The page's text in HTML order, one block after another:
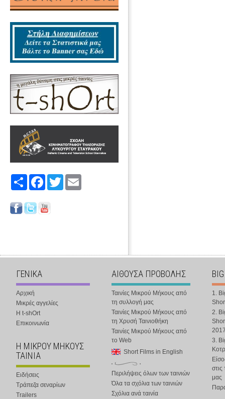
Share FacebookTwitter
ΓΕΝΙΚΑ
Αρχική
Μικρές αγγελίες
Η t-shOrt
Επικοινωνία
Η ΜΙΚΡΟΥ ΜΗΚΟΥΣ
ΤΑΙΝΙΑ
Ειδήσεις
Τράπεζα σεναρίων
Trailers
ΑΙΘΟΥΣΑ ΠΡΟΒΟΛΗΣ
Ταινίες Μικρού Μήκους από
τη συλλογή μας
Ταινίες Μικρού Μήκους από
τη Χρυσή Ταινιοθήκη
Ταινίες Μικρού Μήκους από
το Web
Short Films in English
Περιλήψεις όλων των ταινιών
Όλα τα σχόλια των ταινιών
Σχόλια ανά ταινία
1.
2.
3.
στις
μας